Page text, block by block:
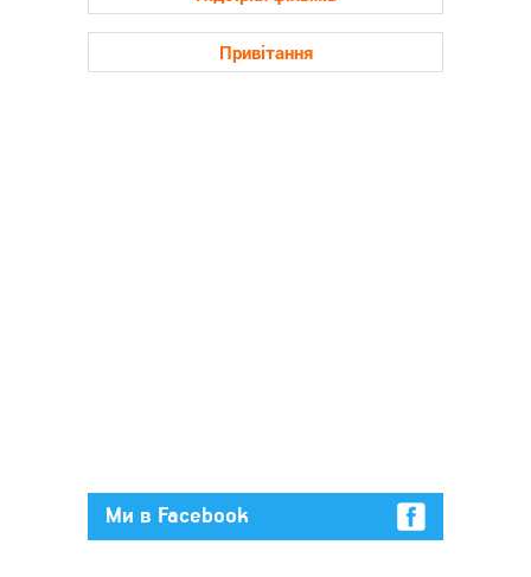
Привітання
Ми в Facebook